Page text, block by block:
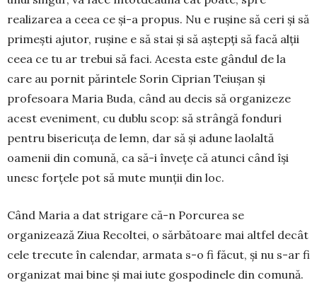
realizarea a ceea ce și-a propus. Nu e rușine să ceri și să
primești ajutor, rușine e să stai și să aștepți să facă alții
ceea ce tu ar trebui să faci. Acesta este gândul de la
care au pornit părintele Sorin Ciprian Teiușan și
profesoara Maria Buda, când au decis să organizeze
acest eveniment, cu dublu scop: să strângă fonduri
pentru bisericuța de lemn, dar să și adune laolaltă
oamenii din comună, ca să-i învețe că atunci când își
unesc forțele pot să mute munții din loc.
Când Maria a dat strigare că-n Porcurea se
organizează Ziua Recoltei, o sărbătoare mai altfel decât
cele trecute în calendar, armata s-o fi făcut, și nu s-ar fi
organizat mai bine și mai iute gospodinele din comună.